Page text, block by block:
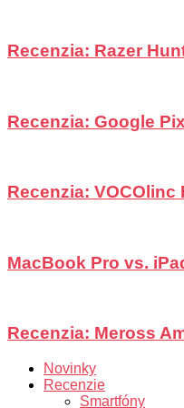
Recenzia: Razer
Recenzia: Google
Recenzia: VOCOlinc
MacBook Pro vs.
Recenzia: Meross
Novinky
Recenzie
Smartfóny